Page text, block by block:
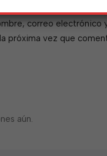
aún.
correo electrónico
próxima vez que